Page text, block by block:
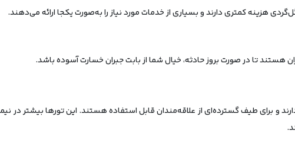
هزینه کمتری دارند و بسیاری از خدمات مورد نیاز را به‌صورت یکجا ارائه می‌دهند.
تا در صورت بروز حادثه، خیال شما از بابت جبران خسارت آسوده باشد.
و برای طیف گسترده‌ای از علاقه‌مندان قابل استفاده هستند. این تورها بیشتر در